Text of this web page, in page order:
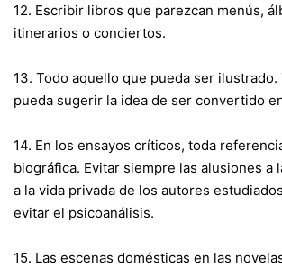
12. Escribir libros que parezcan menús,
itinerarios o conciertos.
13. Todo aquello que pueda ser ilustrado.
pueda sugerir la idea de ser convertido
14. En los ensayos críticos, toda
biográfica. Evitar siempre las alusiones a
a la vida privada de los autores
evitar el psicoanálisis.
15. Las escenas domésticas en las